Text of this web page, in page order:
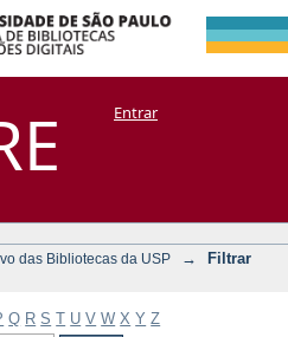
por:
+ CoriscoEntrar
das Bibliotecas da USP →
Filtrar
Q R S T U V W X Y Z